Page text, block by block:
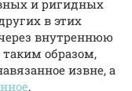
и ригидных
в этих
внутреннюю
образом,
извне, а
,